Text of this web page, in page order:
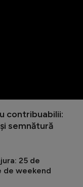
contribuabilii:
semnătură
25 de
de weekend